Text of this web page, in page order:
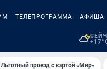
ТЕЛЕПРОГРАММА АФИША
Льготный проезд с картой «Мир»